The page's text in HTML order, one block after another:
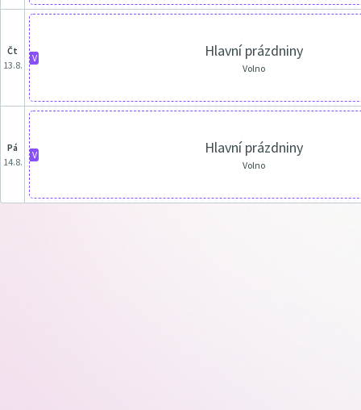
čt
13.8.
V Hlavní prázdniny
Volno
pá
14.8.
V Hlavní prázdniny
Volno